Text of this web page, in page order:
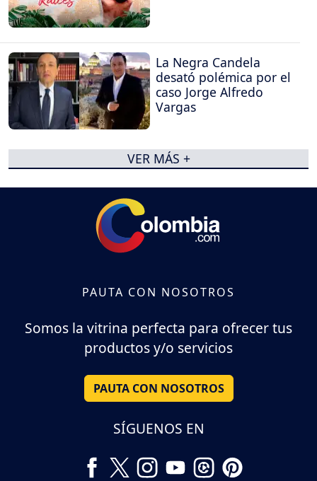
La Negra Candela
desató polémica por el
caso Jorge Alfredo
Vargas
VER MÁS +
PAUTA CON NOSOTROS
Somos la vitrina perfecta para ofrecer tus
productos y/o servicios
PAUTA CON NOSOTROS
SÍGUENOS EN